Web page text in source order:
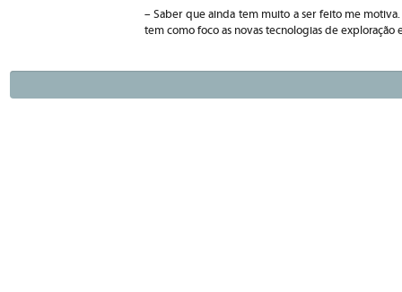
– Saber que ainda tem muito a ser feito me
tem como foco as novas tecnologias de